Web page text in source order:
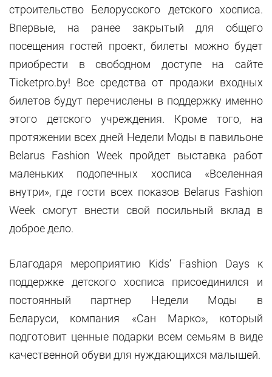
строительство Белорусского детского хосписа.
Впервые, на ранее закрытый для общего
посещения гостей проект, билеты можно будет
приобрести в свободном доступе на сайте
Ticketpro.by! Все средства от продажи входных
билетов будут перечислены в поддержку именно
этого детского учреждения. Кроме того, на
протяжении всех дней Недели Моды в павильоне
Belarus Fashion Week пройдет выставка работ
маленьких подопечных хосписа «Вселенная
внутри», где гости всех показов Belarus Fashion
Week смогут внести свой посильный вклад в
доброе дело.
Благодаря мероприятию Kids’ Fashion Days к
поддержке детского хосписа присоединился и
постоянный партнер Недели Моды в
Беларуси, компания «Сан Марко», который
подготовит ценные подарки всем семьям в виде
качественной обуви для нуждающихся малышей.